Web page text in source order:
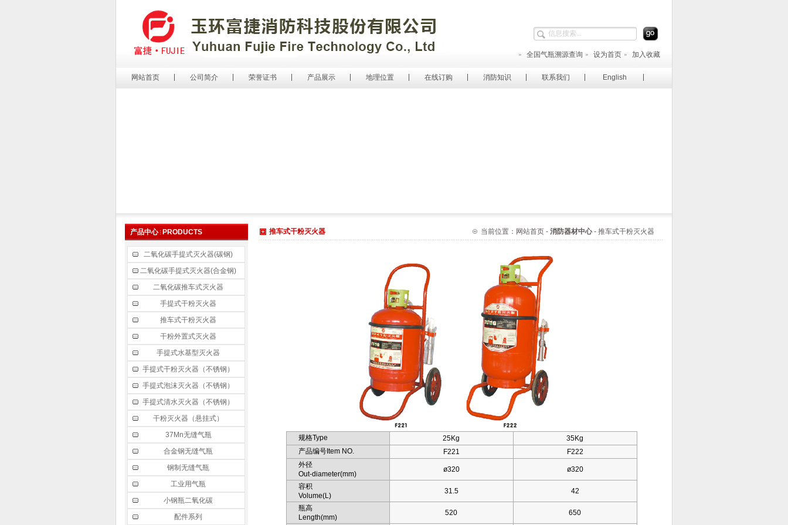
全国气瓶溯源查询 设为首页 加入收藏
网站首页 公司简介 荣誉证书 产品展示 地理位置 在线订购 消防知识 联系我们 English
产品中心 PRODUCTS
二氧化碳手提式灭火器(碳钢)
二氧化碳手提式灭火器(合金钢)
二氧化碳推车式灭火器
手提式干粉灭火器
推车式干粉灭火器
干粉外置式灭火器
手提式水基型灭火器
手提式干粉灭火器（不锈钢）
手提式泡沫灭火器（不锈钢）
手提式清水灭火器（不锈钢）
干粉灭火器（悬挂式）
37Mn无缝气瓶
合金钢无缝气瓶
钢制无缝气瓶
工业用气瓶
小钢瓶二氧化碳
配件系列
推车式干粉灭火器 当前位置：网站首页 - 消防器材中心- 推车式干粉灭火器
规格Type 25Kg
35Kg
产品编号Item NO.
F221
F222
外径
Out-diameter(mm)
ø320 ø320
容积
Volume(L)
31.5 42
瓶高
Length(mm)
520 650